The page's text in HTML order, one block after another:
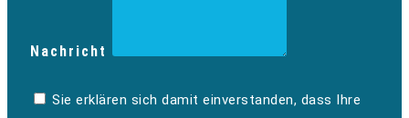
Nachricht
Sie erklären sich damit einverstanden, dass Ihre